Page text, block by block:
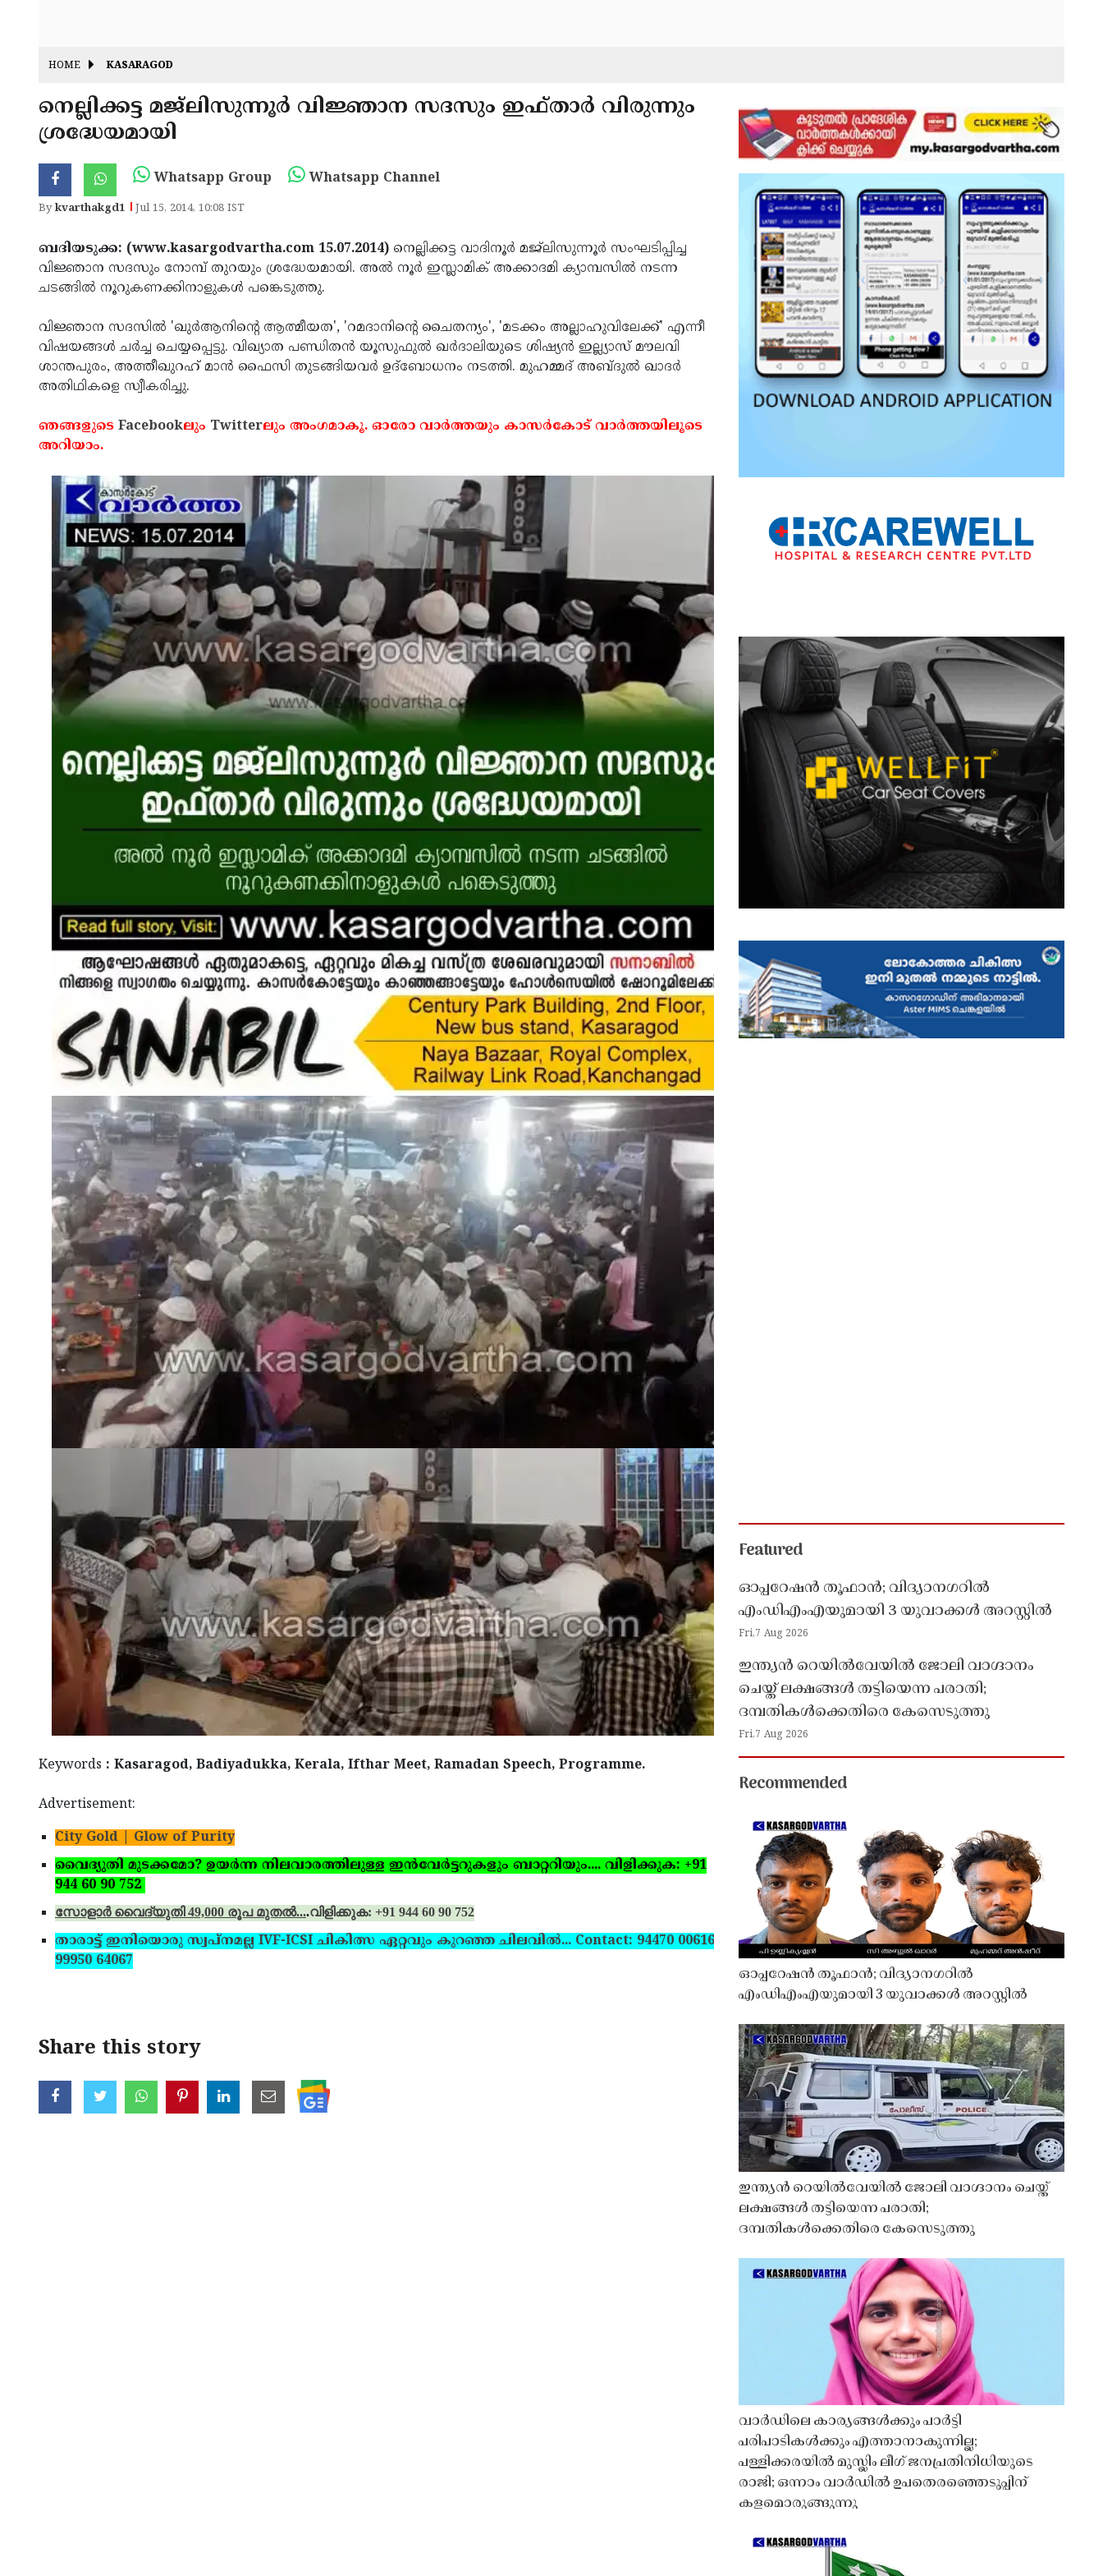
HOME KASARAGOD
നെല്ലിക്കട്ട മജ്‌ലിസുന്നൂര്‍ വിജ്ഞാന സദസും ഇഫ്താര്‍ വിരുന്നും
ശ്രദ്ധേയമായി
Whatsapp Group Whatsapp Channel
Bykvarthakgd1 Jul 15, 2014, 10:08 IST
ബദിയടുക്ക: (www.kasargodvartha.com 15.07.2014) നെല്ലിക്കട്ട വാദിനൂര്‍ മജ്‌ലിസുന്നൂര്‍ സംഘടിപ്പിച്ച
വിജ്ഞാന സദസും നോമ്പ് തുറയും ശ്രദ്ധേയമായി. അല്‍ നൂര്‍ ഇസ്ലാമിക് അക്കാദമി ക്യാമ്പസില്‍ നടന്ന
ചടങ്ങില്‍ നൂറുകണക്കിനാളുകള്‍ പങ്കെടുത്തു.
വിജ്ഞാന സദസില്‍ 'ഖുര്‍ആനിന്റെ ആത്മീയത', 'റമദാനിന്റെ ചൈതന്യം', 'മടക്കം അല്ലാഹുവിലേക്ക്' എന്നീ
വിഷയങ്ങള്‍ ചര്‍ച്ച ചെയ്യപ്പെട്ടു. വിഖ്യാത പണ്ഡിതന്‍ യൂസുഫുല്‍ ഖര്‍ദാലിയുടെ ശിഷ്യന്‍ ഇല്ല്യാസ് മൗലവി
ശാന്തപുരം, അത്തീഖുറഹ് മാന്‍ ഫൈസി തുടങ്ങിയവര്‍ ഉദ്‌ബോധനം നടത്തി. മുഹമ്മദ് അബ്ദുല്‍ ഖാദര്‍
അതിഥികളെ സ്വീകരിച്ചു.
ഞങ്ങളുടെ Facebookലും Twitterലും അംഗമാകൂ. ഓരോ വാര്‍ത്തയും കാസര്‍കോട് വാര്‍ത്തയിലൂടെ
അറിയാം.
Keywords : Kasaragod, Badiyadukka, Kerala, Ifthar Meet, Ramadan Speech, Programme.
Advertisement:
City Gold | Glow of Purity
വൈദ്യുതി മുടക്കമോ? ഉയര്‍ന്ന നിലവാരത്തിലുള്ള ഇന്‍വേര്‍ട്ടറുകളും ബാറ്ററിയും.... വിളിക്കുക: +91
944 60 90 752
സോളാര്‍ വൈദ്യുതി 49,000 രൂപ മുതല്‍....വിളിക്കുക: +91 944 60 90 752
താരാട്ട് ഇനിയൊരു സ്വപ്‌നമല്ല IVF-ICSI ചികിത്സ ഏറ്റവും കുറഞ്ഞ ചിലവില്‍... Contact: 94470 00616,
99950 64067
Share this story
Featured
ഓപ്പറേഷൻ തൂഫാൻ; വിദ്യാനഗറിൽ
എംഡിഎംഎയുമായി 3 യുവാക്കൾ അറസ്റ്റിൽ
Fri,7 Aug 2026
ഇന്ത്യൻ റെയിൽവേയിൽ ജോലി വാഗ്ദാനം
ചെയ്ത് ലക്ഷങ്ങൾ തട്ടിയെന്ന പരാതി;
ദമ്പതികൾക്കെതിരെ കേസെടുത്തു
Fri,7 Aug 2026
Recommended
ഓപ്പറേഷൻ തൂഫാൻ; വിദ്യാനഗറിൽ
എംഡിഎംഎയുമായി 3 യുവാക്കൾ അറസ്റ്റിൽ
ഇന്ത്യൻ റെയിൽവേയിൽ ജോലി വാഗ്ദാനം ചെയ്ത്
ലക്ഷങ്ങൾ തട്ടിയെന്ന പരാതി;
ദമ്പതികൾക്കെതിരെ കേസെടുത്തു
വാർഡിലെ കാര്യങ്ങൾക്കും പാർട്ടി
പരിപാടികൾക്കും എത്താനാകുന്നില്ല;
പള്ളിക്കരയിൽ മുസ്ലിം ലീഗ് ജനപ്രതിനിധിയുടെ
രാജി; ഒന്നാം വാർഡിൽ ഉപതെരഞ്ഞെടുപ്പിന്
കളമൊരുങ്ങുന്നു